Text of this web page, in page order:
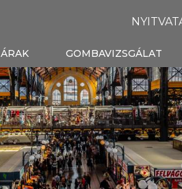
ÁRAK GOMBAVIZSGÁLAT